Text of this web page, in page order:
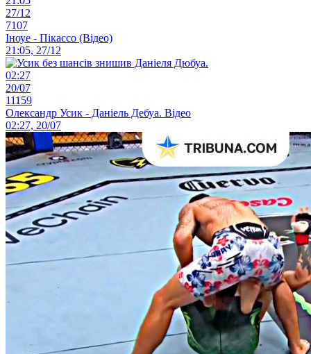
27/12
7107
Іноуе - Пікассо (Відео)
21:05, 27/12
02:27
20/07
11159
Олександр Усик - Даніель Дебуа. Відео
02:27, 20/07